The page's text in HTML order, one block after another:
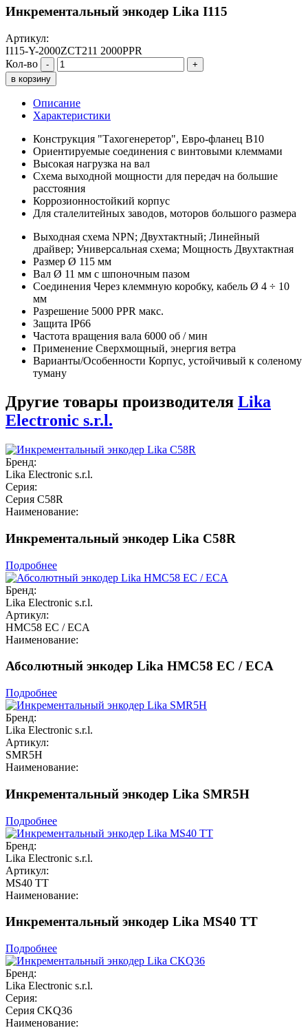
Инкрементальный энкодер Lika I115
Артикул:
I115-Y-2000ZCT211 2000PPR
Кол-во
-
+
в корзину
Описание
Характеристики
Конструкция "Тахогенеретор", Евро-фланец В10
Ориентируемые соединения с винтовыми клеммами
Высокая нагрузка на вал
Схема выходной мощности для передач на большие
расстояния
Коррозионностойкий корпус
Для сталелитейных заводов, моторов большого размера
Выходная схема NPN; Двухтактный; Линейный
драйвер; Универсальная схема; Мощность Двухтактная
Размер Ø 115 мм
Вал Ø 11 мм с шпоночным пазом
Соединения Через клеммную коробку, кабель Ø 4 ÷ 10
мм
Разрешение 5000 PPR макс.
Защита IP66
Частота вращения вала 6000 об / мин
Применение Сверхмощный, энергия ветра
Варианты/Особенности Корпус, устойчивый к соленому
туману
Другие товары производителя Lika
Electronic s.r.l.
Бренд:
Lika Electronic s.r.l.
Серия:
Серия C58R
Наименование:
Инкрементальный энкодер Lika C58R
Подробнее
Бренд:
Lika Electronic s.r.l.
Артикул:
HMC58 EC / ECA
Наименование:
Абсолютный энкодер Lika HMC58 EC / ECA
Подробнее
Бренд:
Lika Electronic s.r.l.
Артикул:
SMR5H
Наименование:
Инкрементальный энкодер Lika SMR5H
Подробнее
Бренд:
Lika Electronic s.r.l.
Артикул:
MS40 TT
Наименование:
Инкрементальный энкодер Lika MS40 TT
Подробнее
Бренд:
Lika Electronic s.r.l.
Серия:
Серия CKQ36
Наименование: